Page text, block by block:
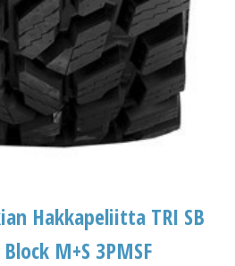
Hakkapeliitta TRI SB
M+S 3PMSF